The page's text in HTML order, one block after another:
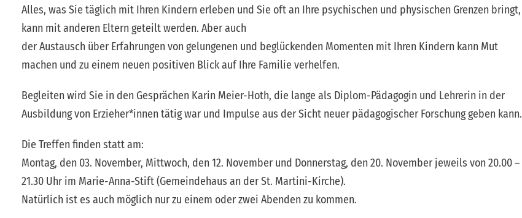
Alles, was Sie täglich mit Ihren Kindern erleben und Sie oft an Ihre psychischen und physischen Grenzen bringt,
kann mit anderen Eltern geteilt werden. Aber auch
der Austausch über Erfahrungen von gelungenen und beglückenden Momenten mit Ihren Kindern kann Mut
machen und zu einem neuen positiven Blick auf Ihre Familie verhelfen.
Begleiten wird Sie in den Gesprächen Karin Meier-Hoth, die lange als Diplom-Pädagogin und Lehrerin in der
Ausbildung von Erzieher*innen tätig war und Impulse aus der Sicht neuer pädagogischer Forschung geben kann.
Die Treffen finden statt am:
Montag, den 03. November, Mittwoch, den 12. November und Donnerstag, den 20. November jeweils von 20.00 –
21.30 Uhr im Marie-Anna-Stift (Gemeindehaus an der St. Martini-Kirche).
Natürlich ist es auch möglich nur zu einem oder zwei Abenden zu kommen.